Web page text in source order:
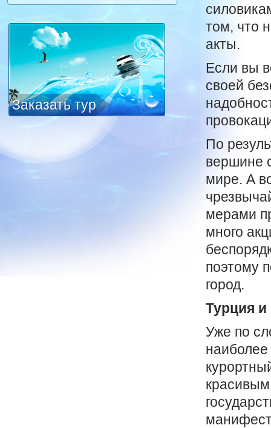
Заказать тур
том, что
акты.
Если вы
своей
По
вершине
мире. А
мерами
много
поэтому
город.
Турция
Уже по
красивым